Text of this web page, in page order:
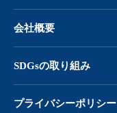
会社概要
SDGsの取り組み
プライバシーポリシー